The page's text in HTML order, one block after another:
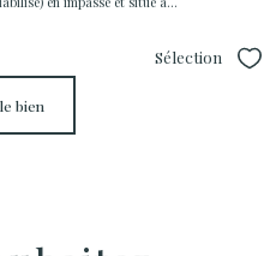
Sélection
le bien